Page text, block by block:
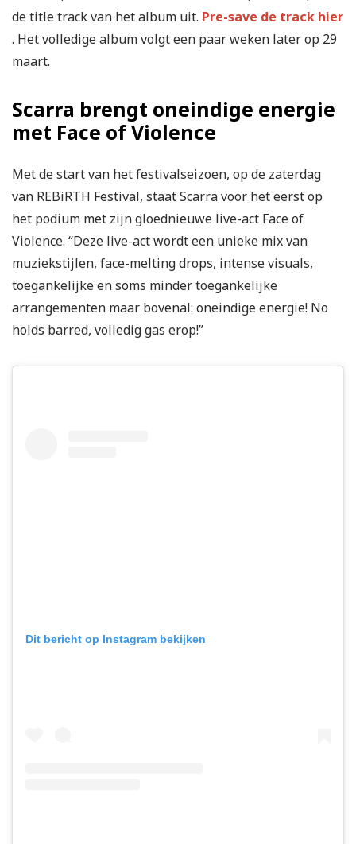
de title track van het album uit. Pre-save de track hier
. Het volledige album volgt een paar weken later op 29
maart.
Scarra brengt oneindige energie
met Face of Violence
Met de start van het festivalseizoen, op de zaterdag
van REBiRTH Festival, staat Scarra voor het eerst op
het podium met zijn gloednieuwe live-act Face of
Violence. “Deze live-act wordt een unieke mix van
muziekstijlen, face-melting drops, intense visuals,
toegankelijke en soms minder toegankelijke
arrangementen maar bovenal: oneindige energie! No
holds barred, volledig gas erop!”
Dit bericht op Instagram bekijken